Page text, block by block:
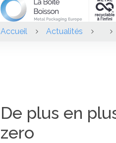
Accueil Actualités
De plus en
zero